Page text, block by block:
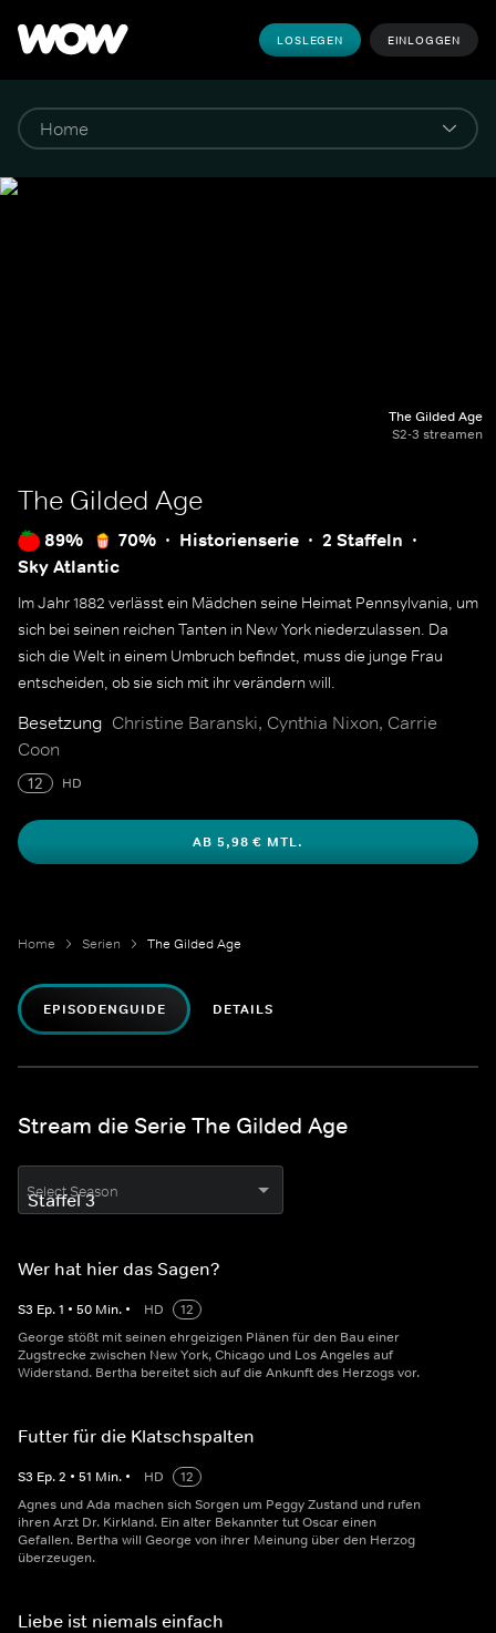
LOSLEGEN EINLOGGEN
The Gilded Age
S2-3 streamen
The Gilded Age
89% 70% Historienserie
2 Staffeln
Sky Atlantic
Im Jahr 1882 verlässt ein Mädchen seine Heimat Pennsylvania, um
sich bei seinen reichen Tanten in New York niederzulassen. Da
sich die Welt in einem Umbruch befindet, muss die junge Frau
entscheiden, ob sie sich mit ihr verändern will.
Besetzung Christine Baranski, Cynthia Nixon, Carrie
Coon
12 HD
AB 5,98 € MTL.
Home Serien The Gilded Age
EPISODENGUIDE DETAILS
Stream die Serie The Gilded Age
Select Season
Wer hat hier das Sagen?
S3 Ep.1 • 50 Min. • HD
12
George stößt mit seinen ehrgeizigen Plänen für den Bau einer
Zugstrecke zwischen New York, Chicago und Los Angeles auf
Widerstand. Bertha bereitet sich auf die Ankunft des Herzogs vor.
Futter für die Klatschspalten
S3 Ep.2 • 51 Min. • HD
12
Agnes und Ada machen sich Sorgen um Peggy Zustand und rufen
ihren Arzt Dr. Kirkland. Ein alter Bekannter tut Oscar einen
Gefallen. Bertha will George von ihrer Meinung über den Herzog
überzeugen.
Liebe ist niemals einfach